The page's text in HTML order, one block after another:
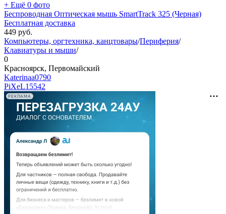
+ Ещё 0 фото
Беспроводная Оптическая мышь SmartTrack 325 (Черная)
Бесплатная доставка
449 руб.
Компьютеры, оргтехника, канцтовары/Периферия/
Клавиатуры и мыши/
0
Красноярск, Первомайский
Katerinaa0790
PiXeL15542
РЕКЛАМА